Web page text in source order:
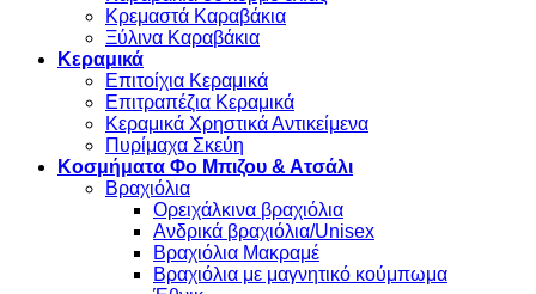
Κρεμαστά Καραβάκια
Ξύλινα Καραβάκια
Κεραμικά
Επιτοίχια Κεραμικά
Επιτραπέζια Κεραμικά
Κεραμικά Χρηστικά Αντικείμενα
Πυρίμαχα Σκεύη
Κοσμήματα Φο Μπιζου & Ατσάλι
Βραχιόλια
Oρειχάλκινα βραχιόλια
Ανδρικά βραχιόλια/Unisex
Βραχιόλια Μακραμέ
Βραχιόλια με μαγνητικό κούμπωμα